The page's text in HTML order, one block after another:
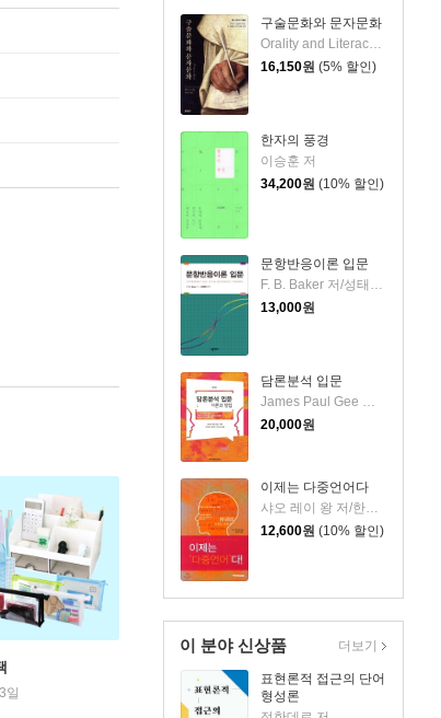
구술문화와 문자문화
Orality and Literacy 저/임명진 역
16,150원 (5% 할인)
한자의 풍경
이승훈 저
34,200원 (10% 할인)
문항반응이론 입문
F. B. Baker 저/성태제 편역
13,000원
담론분석 입문
20,000원
이제는 다중언어다
샤오 레이 왕 저/한정호 역
12,600원 (10% 할인)
이 분야 신상품
표현론적 접근의 단어
형성론
더보기
일